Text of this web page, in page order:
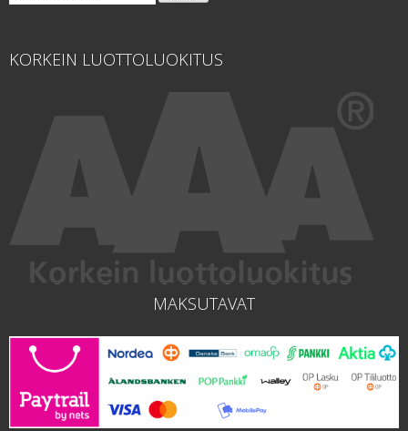
KORKEIN LUOTTOLUOKITUS
MAKSUTAVAT